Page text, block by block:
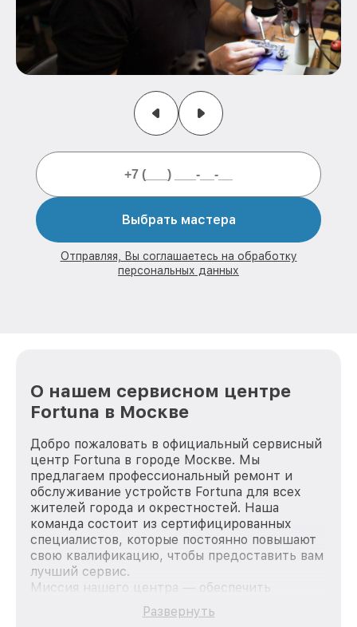
Выбрать мастера
Отправляя, Вы соглашаетесь на обработку
персональных данных
О нашем сервисном центре
Fortuna в Москве
Добро пожаловать в официальный сервисный
центр Fortuna в городе Москве. Мы
предлагаем профессиональный ремонт и
обслуживание устройств Fortuna для всех
жителей города и окрестностей. Наша
команда состоит из сертифицированных
специалистов, которые постоянно повышают
свою квалификацию, чтобы предоставить вам
лучший сервис.
Миссия нашего центра — обеспечить
качественный и доступный ремонт для
каждого пользователя продукции Fortuna, вне
Развернуть